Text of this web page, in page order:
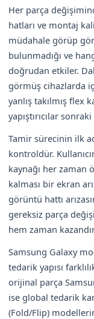
Her parça
hatları ve montaj
müdahale görüp
bulunmadığı ve
doğrudan etkiler.
görmüş cihazlarda
yanlış takılmış flex
yapıştırıcılar
Tamir sürecinin ilk
kontroldür.
kaynağı her zaman
kalması bir ekran
görüntü hattı
gereksiz parça
hem zaman
Samsung Galaxy
tedarik yapısı
orijinal parça
ise global tedarik
(Fold/Flip)